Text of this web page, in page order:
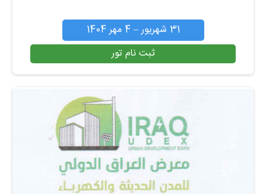
31 شهریور – 4 مهر 1404
ثبت نام تور